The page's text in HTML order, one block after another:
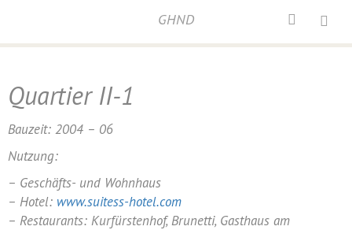
Quartier II-1
Quartier II-1
Bauzeit: 2004 – 06
Nutzung:
– Geschäfts- und Wohnhaus
– Hotel: www.suitess-hotel.com
– Restaurants: Kurfürstenhof, Brunetti, Gasthaus am
GHND